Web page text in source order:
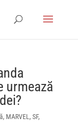
urmează
, MARVEL , SF,